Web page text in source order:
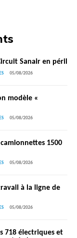
Sanair en péril
05/08/2026
modèle «
05/08/2026
1500
05/08/2026
à la ligne de
05/08/2026
718 électriques et